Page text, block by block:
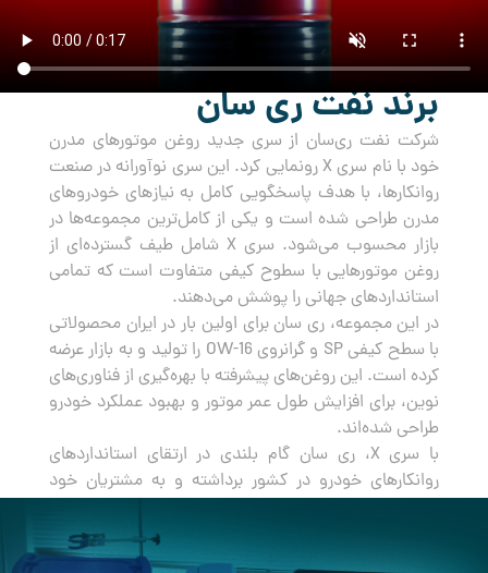
برند نفت ری سان
شرکت نفت ری‌سان از سری جدید روغن‌ موتورهای مدرن
خود با نام سری X رونمایی کرد. این سری نوآورانه در صنعت
روانکارها، با هدف پاسخگویی کامل به نیازهای خودروهای
مدرن طراحی شده است و یکی از کامل‌ترین مجموعه‌ها در
بازار محسوب می‌شود. سری X شامل طیف گسترده‌ای از
روغن‌ موتورهایی با سطوح کیفی متفاوت است که تمامی
استانداردهای جهانی را پوشش می‌دهند.
در این مجموعه، ری سان برای اولین بار در ایران محصولاتی
با سطح کیفی SP و گرانروی OW-16 را تولید و به بازار عرضه
کرده است. این روغن‌های پیشرفته با بهره‌گیری از فناوری‌های
نوین، برای افزایش طول عمر موتور و بهبود عملکرد خودرو
طراحی شده‌اند.
با سری X، ری سان گام بلندی در ارتقای استانداردهای
روانکارهای خودرو در کشور برداشته و به مشتریان خود